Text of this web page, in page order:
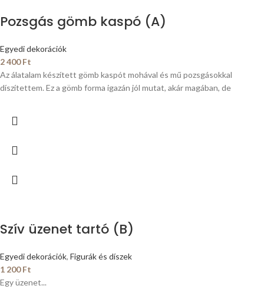
Pozsgás gömb kaspó (A)
Egyedi dekorációk
2 400Ft
Az álatalam készített gömb kaspót mohával és mű pozsgásokkal
díszítettem. Ez a gömb forma igazán jól mutat, akár magában, de
Szív üzenet tartó (B)
Egyedi dekorációk, Figurák és díszek
1 200Ft
Egy üzenet...